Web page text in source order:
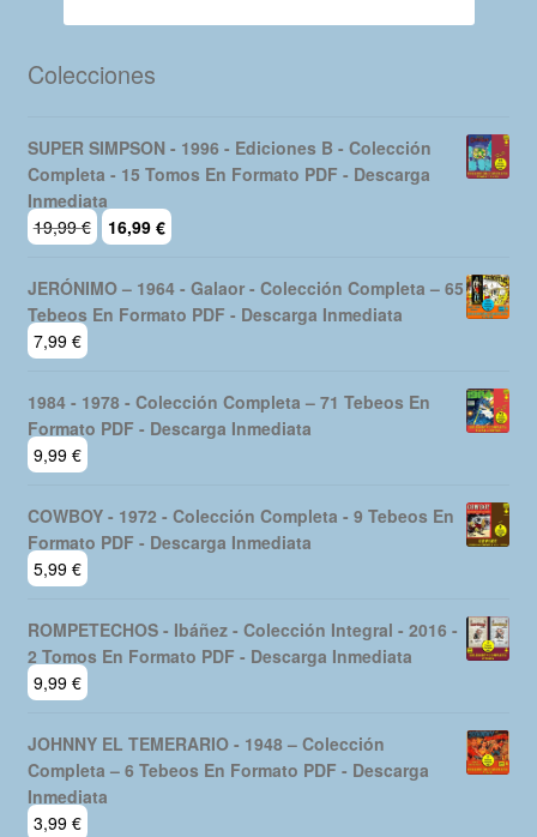
Colecciones
SUPER SIMPSON - 1996 - Ediciones B - Colección
Completa - 15 Tomos En Formato PDF - Descarga
Inmediata
19,99€
El
precio
original
era:
16,99 €
actual
es:
JERÓNIMO – 1964 - Galaor - Colección Completa – 65
Tebeos En Formato PDF - Descarga Inmediata
7,99 €
1984 - 1978 - Colección Completa – 71 Tebeos En
Formato PDF - Descarga Inmediata
9,99 €
COWBOY - 1972 - Colección Completa - 9 Tebeos En
Formato PDF - Descarga Inmediata
5,99 €
ROMPETECHOS - Ibáñez - Colección Integral - 2016 -
2 Tomos En Formato PDF - Descarga Inmediata
9,99 €
JOHNNY EL TEMERARIO - 1948 – Colección
Completa – 6 Tebeos En Formato PDF - Descarga
Inmediata
3,99 €